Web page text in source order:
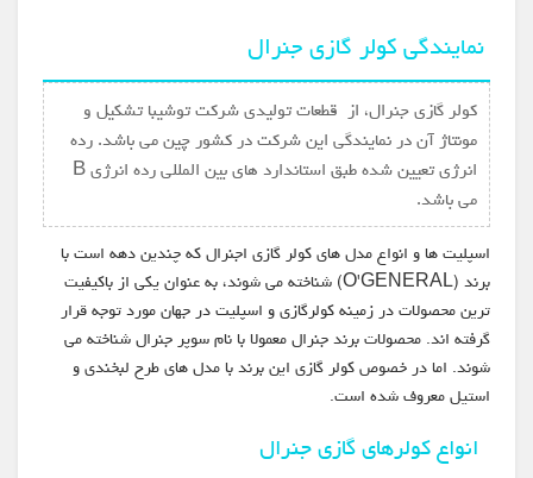
نمایندگی کولر گازي جنرال
کولر گازي جنرال، از قطعات تولیدی شرکت توشیبا تشکیل و
مونتاژ آن در نمایندگی این شرکت در کشور چین می باشد. رده
انرژی تعیین شده طبق استاندارد های بین المللی رده انرژی B
می باشد.
اسپلیت ها و انواع مدل های کولر گازی اجنرال که چندین دهه است با
برند (O'GENERAL) شناخته می شوند، به عنوان یکی از باکیفیت
ترین محصولات در زمینه کولرگازی و اسپلیت در جهان مورد توجه قرار
گرفته اند. محصولات برند جنرال معمولا با نام سوپر جنرال شناخته می
شوند. اما در خصوص کولر گازی این برند با مدل های طرح لبخندی و
استیل معروف شده است.
انواع کولرهای گازی جنرال